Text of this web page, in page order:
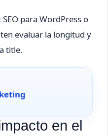
para WordPress o
evaluar la longitud y
title.
en el